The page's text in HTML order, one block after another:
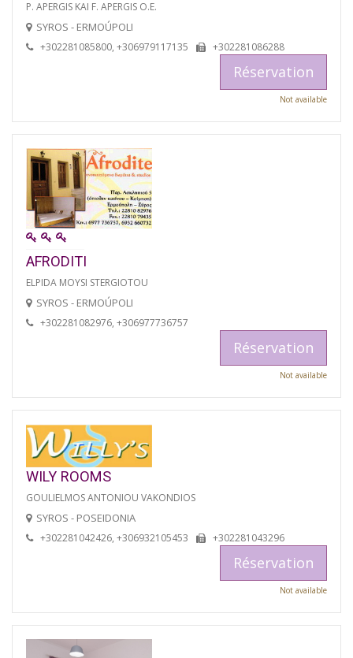
P. APERGIS KAI F. APERGIS O.E.
SYROS - ERMOÚPOLI
+302281085800, +306979117135 +302281086288
Réservation
Not available
AFRODITI
ELPIDA MOYSI STERGIOTOU
SYROS - ERMOÚPOLI
+302281082976, +306977736757
Réservation
Not available
WILY ROOMS
GOULIELMOS ANTONIOU VAKONDIOS
SYROS - POSEIDONIA
+302281042426, +306932105453 +302281043296
Réservation
Not available